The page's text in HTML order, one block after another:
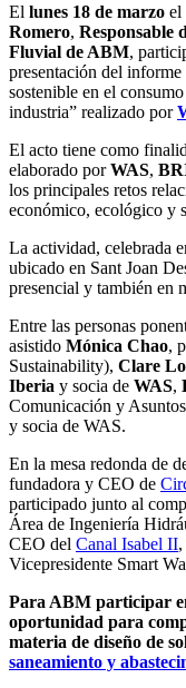
El lunes 18 de marzo el
Romero, Responsable
Fluvial de ABM,
presentación del
sostenible en el
industria” realizado por
El acto tiene como
elaborado porWAS,
los principales retos
económico, ecológico y
La actividad, celebrada
ubicado en Sant Joan
presencial y también en
Entre las personas
asistido Mónica Chao,
Sustainability), Clare
Iberia y socia de WAS,
Comunicación y
y socia de WAS.
En la mesa redonda de
fundadora y CEO de
participado junto al
Área de Ingeniería
CEO del Canal Isabel II
Vicepresidente Smart
Para ABM participar
oportunidad para
materia de diseño de
saneamiento y